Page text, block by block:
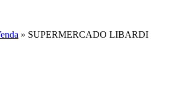
» SUPERMERCADO LIBARDI